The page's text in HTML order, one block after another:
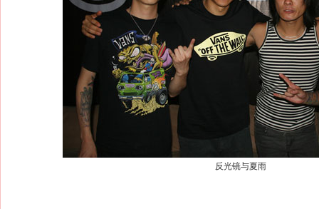
反光镜与夏雨